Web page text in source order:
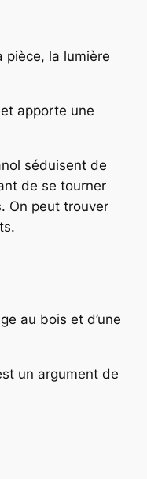
pièce, la lumière
apporte une
séduisent de
de se tourner
On peut trouver
au bois et d’une
un argument de